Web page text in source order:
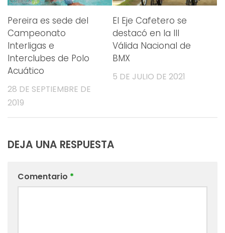
Pereira es sede del
Campeonato
Interligas e
Interclubes de Polo
Acuático
28 DE SEPTIEMBRE DE
2019
El Eje Cafetero se
destacó en la III
Válida Nacional de
BMX
5 DE JULIO DE 2021
DEJA UNA RESPUESTA
Comentario *